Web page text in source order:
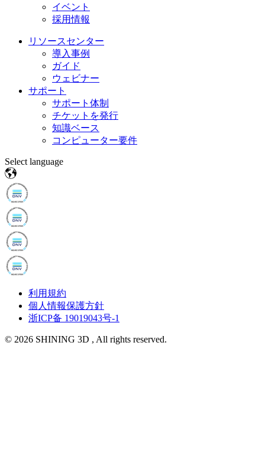
イベント
採用情報
リソースセンター
導入事例
ガイド
ウェビナー
サポート
サポート体制
チケットを発行
知識ベース
コンピューター要件
Select language
利用規約
個人情報保護方針
浙ICP备 19019043号-1
© 2026 SHINING 3D , All rights reserved.